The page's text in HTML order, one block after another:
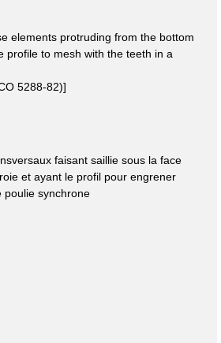
elements protruding from the bottom
profile to mesh with the teeth in a
5288-82)]
faisant saillie sous la face
et ayant le profil pour engrener
poulie synchrone